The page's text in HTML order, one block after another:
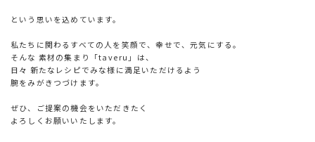
という思いを込めています。
私たちに関わるすべての人を笑顔で、幸せで、元気にする。
そんな 素材の集まり「taveru」は、
日々 新たなレシピでみな様に満足いただけるよう
腕をみがきつづけます。
ぜひ、ご提案の機会をいただきたく
よろしくお願いいたします。